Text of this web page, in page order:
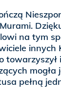
na tym
innych
mogła
pełną